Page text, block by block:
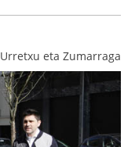
Urretxu eta Zumarraga